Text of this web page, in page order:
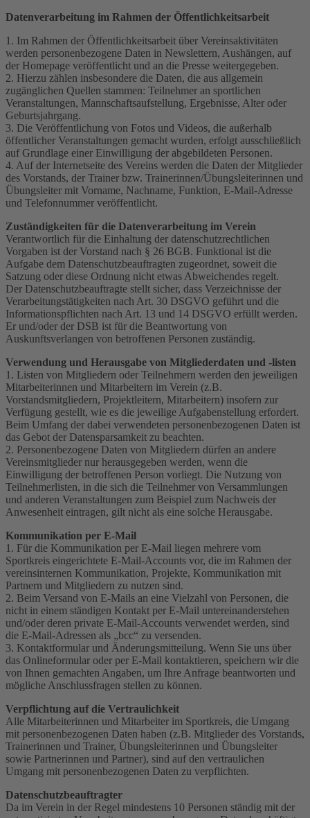
Datenverarbeitung im Rahmen der Öffentlichkeitsarbeit
1. Im Rahmen der Öffentlichkeitsarbeit über Vereinsaktivitäten
werden personenbezogene Daten in Newslettern, Aushängen, auf
der Homepage veröffentlicht und an die Presse weitergegeben.
2. Hierzu zählen insbesondere die Daten, die aus allgemein
zugänglichen Quellen stammen: Teilnehmer an sportlichen
Veranstaltungen, Mannschaftsaufstellung, Ergebnisse, Alter oder
Geburtsjahrgang.
3. Die Veröffentlichung von Fotos und Videos, die außerhalb
öffentlicher Veranstaltungen gemacht wurden, erfolgt ausschließlich
auf Grundlage einer Einwilligung der abgebildeten Personen.
4. Auf der Internetseite des Vereins werden die Daten der Mitglieder
des Vorstands, der Trainer bzw. Trainerinnen/Übungsleiterinnen und
Übungsleiter mit Vorname, Nachname, Funktion, E-Mail-Adresse
und Telefonnummer veröffentlicht.
Zuständigkeiten für die Datenverarbeitung im Verein
Verantwortlich für die Einhaltung der datenschutzrechtlichen
Vorgaben ist der Vorstand nach § 26 BGB. Funktional ist die
Aufgabe dem Datenschutzbeauftragten zugeordnet, soweit die
Satzung oder diese Ordnung nicht etwas Abweichendes regelt.
Der Datenschutzbeauftragte stellt sicher, dass Verzeichnisse der
Verarbeitungstätigkeiten nach Art. 30 DSGVO geführt und die
Informationspflichten nach Art. 13 und 14 DSGVO erfüllt werden.
Er und/oder der DSB ist für die Beantwortung von
Auskunftsverlangen von betroffenen Personen zuständig.
Verwendung und Herausgabe von Mitgliederdaten und -listen
1. Listen von Mitgliedern oder Teilnehmern werden den jeweiligen
Mitarbeiterinnen und Mitarbeitern im Verein (z.B.
Vorstandsmitgliedern, Projektleitern, Mitarbeitern) insofern zur
Verfügung gestellt, wie es die jeweilige Aufgabenstellung erfordert.
Beim Umfang der dabei verwendeten personenbezogenen Daten ist
das Gebot der Datensparsamkeit zu beachten.
2. Personenbezogene Daten von Mitgliedern dürfen an andere
Vereinsmitglieder nur herausgegeben werden, wenn die
Einwilligung der betroffenen Person vorliegt. Die Nutzung von
Teilnehmerlisten, in die sich die Teilnehmer von Versammlungen
und anderen Veranstaltungen zum Beispiel zum Nachweis der
Anwesenheit eintragen, gilt nicht als eine solche Herausgabe.
Kommunikation per E-Mail
1. Für die Kommunikation per E-Mail liegen mehrere vom
Sportkreis eingerichtete E-Mail-Accounts vor, die im Rahmen der
vereinsinternen Kommunikation, Projekte, Kommunikation mit
Partnern und Mitgliedern zu nutzen sind.
2. Beim Versand von E-Mails an eine Vielzahl von Personen, die
nicht in einem ständigen Kontakt per E-Mail untereinanderstehen
und/oder deren private E-Mail-Accounts verwendet werden, sind
die E-Mail-Adressen als „bcc“ zu versenden.
3. Kontaktformular und Änderungsmitteilung. Wenn Sie uns über
das Onlineformular oder per E-Mail kontaktieren, speichern wir die
von Ihnen gemachten Angaben, um Ihre Anfrage beantworten und
mögliche Anschlussfragen stellen zu können.
Verpflichtung auf die Vertraulichkeit
Alle Mitarbeiterinnen und Mitarbeiter im Sportkreis, die Umgang
mit personenbezogenen Daten haben (z.B. Mitglieder des Vorstands,
Trainerinnen und Trainer, Übungsleiterinnen und Übungsleiter
sowie Partnerinnen und Partner), sind auf den vertraulichen
Umgang mit personenbezogenen Daten zu verpflichten.
Datenschutzbeauftragter
Da im Verein in der Regel mindestens 10 Personen ständig mit der